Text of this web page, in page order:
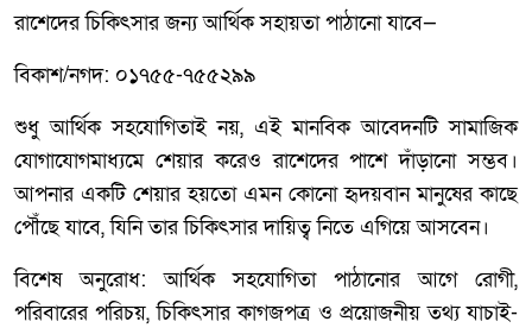
রাশেদের চিকিৎসার জন্য আর্থিক সহায়তা পাঠানো যাবে—
বিকাশ/নগদ: ০১৭৫৫-৭৫৫২৯৯
শুধু আর্থিক সহযোগিতাই নয়, এই মানবিক আবেদনটি সামাজিক
যোগাযোগমাধ্যমে শেয়ার করেও রাশেদের পাশে দাঁড়ানো সম্ভব।
আপনার একটি শেয়ার হয়তো এমন কোনো হৃদয়বান মানুষের কাছে
পৌঁছে যাবে, যিনি তার চিকিৎসার দায়িত্ব নিতে এগিয়ে আসবেন।
বিশেষ অনুরোধ: আর্থিক সহযোগিতা পাঠানোর আগে রোগী,
পরিবারের পরিচয়, চিকিৎসার কাগজপত্র ও প্রয়োজনীয় তথ্য যাচাই-